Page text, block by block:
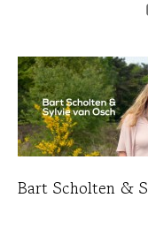
Bart Scholten &